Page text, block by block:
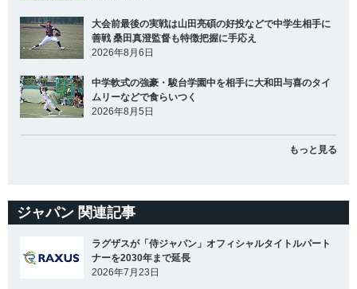
大会前最後の実戦は山田亮碩の好投などで中学生相手に
善戦 桑田真澄監督も特徴把握に手応え
2026年8月6日
中学軟式の強豪・駿台学園中を相手に大和田与喜のタイ
ムリーなどで食らいつく
2026年8月5日
もっと見る
ジャパン 関連記事
ラグザスが「侍ジャパン」オフィシャルタイトルパート
ナーを2030年まで延長
2026年7月23日